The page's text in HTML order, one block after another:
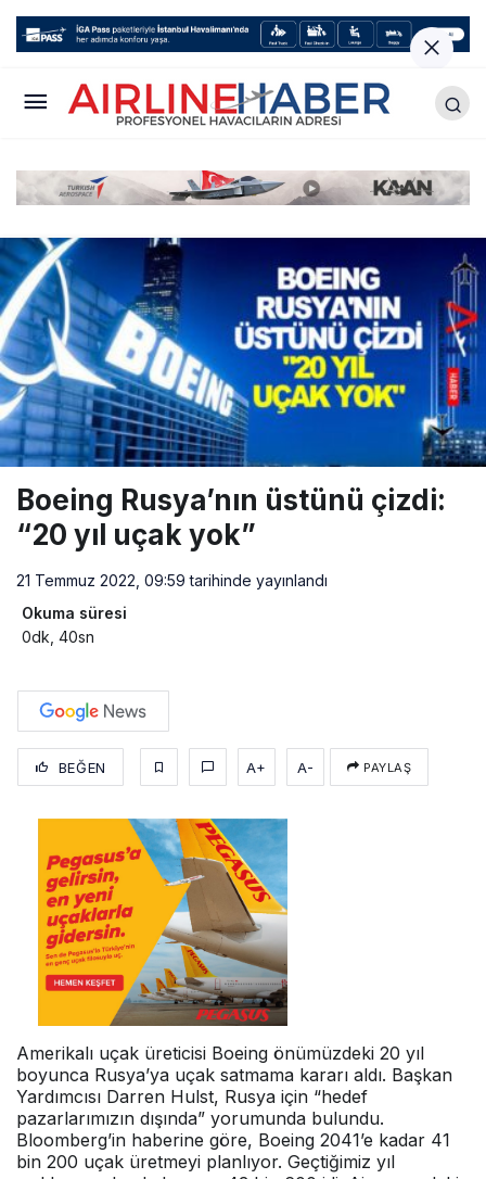
Boeing Rusya’nın üstünü çizdi:
“20 yıl uçak yok”
21 Temmuz 2022, 09:59 tarihinde yayınlandı
Okuma süresi
0dk, 40sn
BEĞEN A+ A- PAYLAŞ
Amerikalı uçak üreticisi Boeing önümüzdeki 20 yıl
boyunca Rusya’ya uçak satmama kararı aldı. Başkan
Yardımcısı Darren Hulst, Rusya için “hedef
pazarlarımızın dışında” yorumunda bulundu.
Bloomberg’in haberine göre, Boeing 2041’e kadar 41
bin 200 uçak üretmeyi planlıyor. Geçtiğimiz yıl